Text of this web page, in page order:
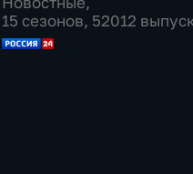
15 сезонов, 52012